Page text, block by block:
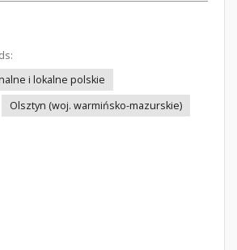
i lokalne polskie
Olsztyn (woj. warmińsko-mazurskie)